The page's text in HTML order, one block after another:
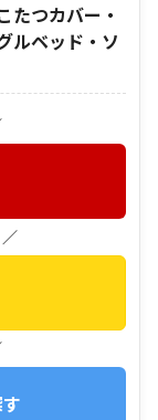
たつカバー・
ルベッド・ソ